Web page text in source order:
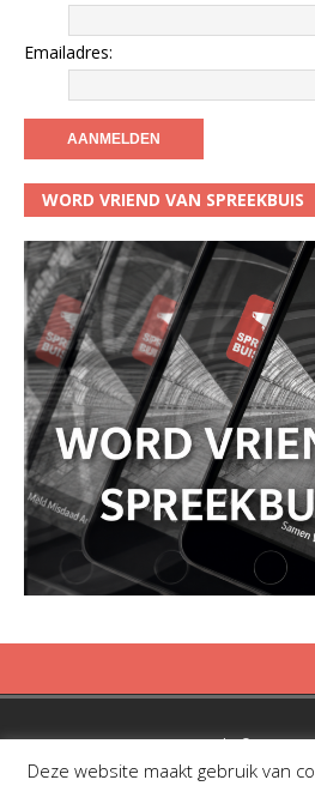
Emailadres:
WORD VRIEND VAN SPREEKBUIS
Copyright © 2019
Deze website maakt gebruik van